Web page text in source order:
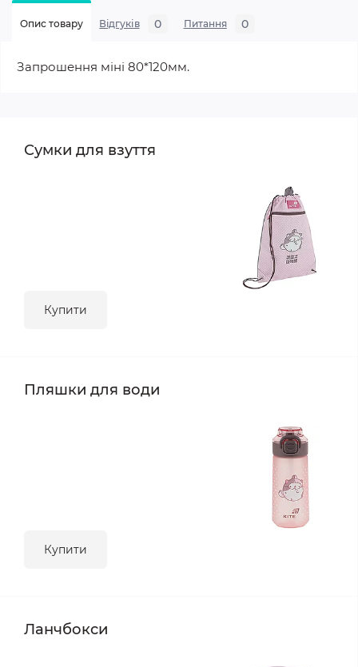
Опис товару Відгуків 0 Питання 0
Запрошення міні 80*120мм.
Сумки для взуття
Купити
Пляшки для води
Купити
Ланчбокси